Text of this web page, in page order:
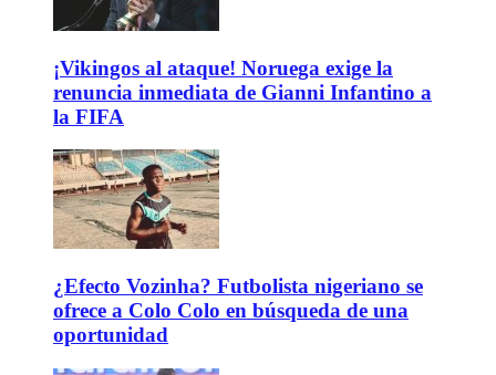
¡Vikingos al ataque! Noruega exige la
renuncia inmediata de Gianni Infantino a
la FIFA
¿Efecto Vozinha? Futbolista nigeriano se
ofrece a Colo Colo en búsqueda de una
oportunidad